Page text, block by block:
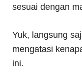
sesuai dengan
Yuk, langsung
mengatasi
ini.